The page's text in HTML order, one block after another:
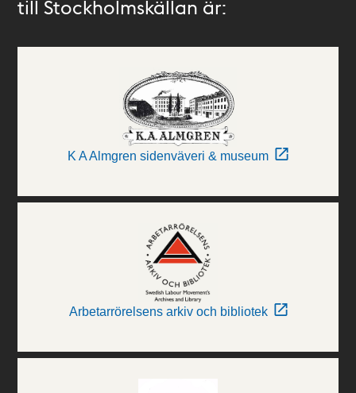
till Stockholmskällan är:
K A Almgren sidenväveri & museum
Arbetarrörelsens arkiv och bibliotek